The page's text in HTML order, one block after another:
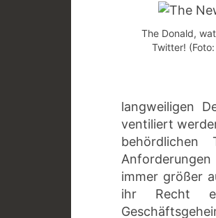
The Donald,
Twitter!
langweiligen
ventiliert
behördlichen
immer größer
ihr Recht